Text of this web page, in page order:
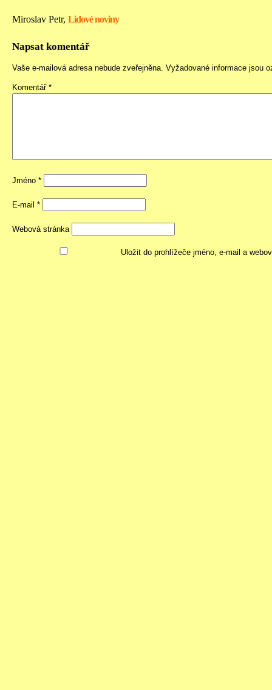
Miroslav Petr, Lidové noviny
Napsat komentář
Vaše e-mailová adresa nebude zveřejněna. Vyžadované informace jsou
Komentář *
Jméno *
E-mail *
Webová stránka
Uložit do prohlížeče jméno, e-mail a